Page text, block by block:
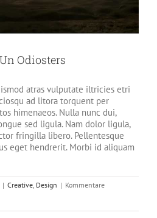
Odiosters
atras vulputate iltricies etri
ad litora torquent per
himenaeos. Nulla nunc dui,
sed ligula. Nam dolor ligula,
fringilla libero. Pellentesque
eget hendrerit. Morbi id aliquam
| Creative Design | Kommentare